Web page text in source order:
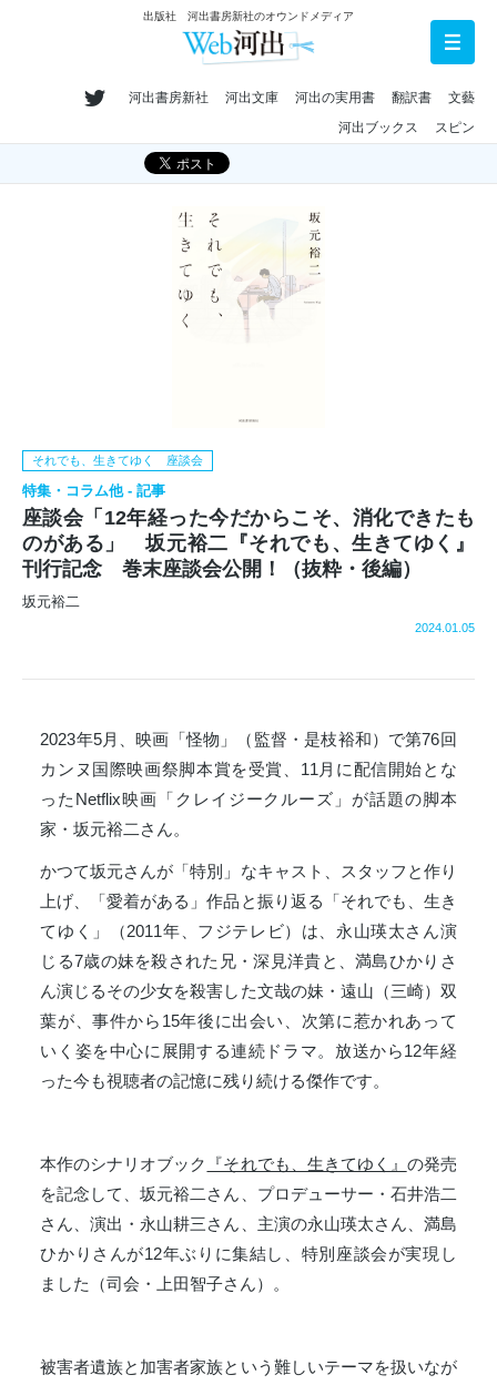
出版社 河出書房新社のオウンドメディア
河出書房新社 河出文庫 河出の実用書 翻訳書
文藝
河出ブックス
スピン
それでも、生きてゆく 座談会
特集・コラム他 - 記事
座談会「12年経った今だからこそ、消化できたも
のがある」 坂元裕二『それでも、生きてゆく』
刊行記念 巻末座談会公開！（抜粋・後編）
坂元裕二
2024.01.05
2023年5月、映画「怪物」（監督・是枝裕和）で第76回
カンヌ国際映画祭脚本賞を受賞、11月に配信開始とな
ったNetflix映画「クレイジークルーズ」が話題の脚本
家・坂元裕二さん。
かつて坂元さんが「特別」なキャスト、スタッフと作り
上げ、「愛着がある」作品と振り返る「それでも、生き
てゆく」（2011年、フジテレビ）は、永山瑛太さん演
じる7歳の妹を殺された兄・深見洋貴と、満島ひかりさ
ん演じるその少女を殺害した文哉の妹・遠山（三崎）双
葉が、事件から15年後に出会い、次第に惹かれあって
いく姿を中心に展開する連続ドラマ。放送から12年経
った今も視聴者の記憶に残り続ける傑作です。
本作のシナリオブック 『それでも、生きてゆく』 の発売
を記念して、坂元裕二さん、プロデューサー・石井浩二
さん、演出・永山耕三さん、主演の永山瑛太さん、満島
ひかりさんが12年ぶりに集結し、特別座談会が実現し
ました（司会・上田智子さん）。
被害者遺族と加害者家族という難しいテーマを扱いなが